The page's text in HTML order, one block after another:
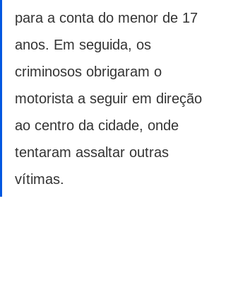
para a conta do menor de 17
anos. Em seguida, os
criminosos obrigaram o
motorista a seguir em direção
ao centro da cidade, onde
tentaram assaltar outras
vítimas.